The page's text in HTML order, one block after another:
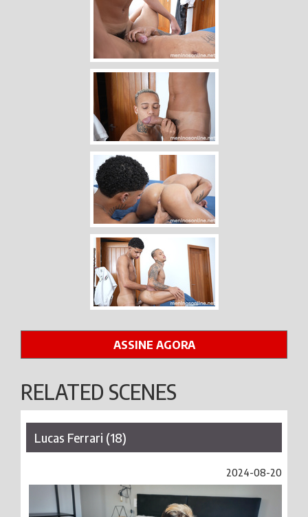
ASSINE AGORA
RELATED SCENES
Lucas Ferrari (18)
2024-08-20